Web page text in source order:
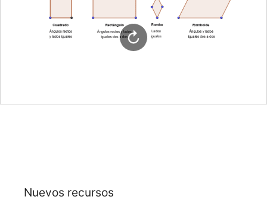
Nuevos recursos